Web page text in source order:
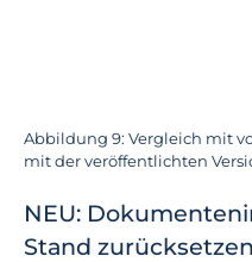
Abbildung 9: Vergleich mit
mit der veröffentlichten
NEU:
Stand zurücksetzen